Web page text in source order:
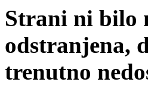
Strani ni bilo
odstranjena,
trenutno